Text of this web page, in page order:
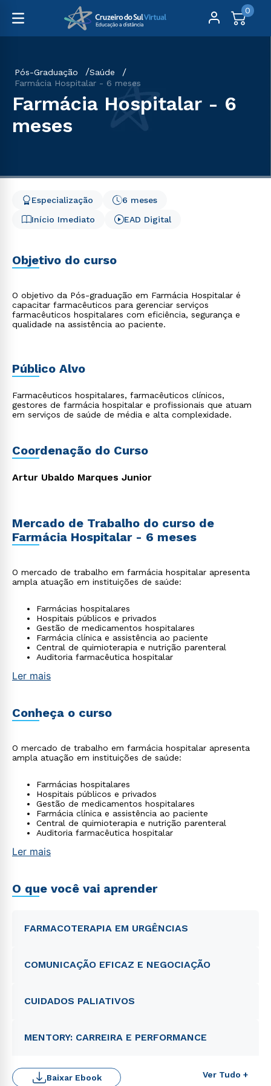
0
Pós-Graduação
Saúde
Farmácia Hospitalar - 6 meses
Farmácia Hospitalar - 6
meses
Início Imediato
6 meses
Especialização
EAD Digital
Objetivo do curso
O objetivo da Pós-graduação em Farmácia Hospitalar é
capacitar farmacêuticos para gerenciar serviços
farmacêuticos hospitalares com eficiência, segurança e
qualidade na assistência ao paciente.
Público Alvo
Farmacêuticos hospitalares, farmacêuticos clínicos,
gestores de farmácia hospitalar e profissionais que atuam
em serviços de saúde de média e alta complexidade.
Coordenação do Curso
Artur Ubaldo Marques Junior
Mercado de Trabalho do curso de
Farmácia Hospitalar - 6 meses
O mercado de trabalho em farmácia hospitalar apresenta
ampla atuação em instituições de saúde:
Farmácias hospitalares
Hospitais públicos e privados
Gestão de medicamentos hospitalares
Farmácia clínica e assistência ao paciente
Central de quimioterapia e nutrição parenteral
Auditoria farmacêutica hospitalar
Ler mais
Conheça o curso
O mercado de trabalho em farmácia hospitalar apresenta
ampla atuação em instituições de saúde:
Farmácias hospitalares
Hospitais públicos e privados
Gestão de medicamentos hospitalares
Farmácia clínica e assistência ao paciente
Central de quimioterapia e nutrição parenteral
Auditoria farmacêutica hospitalar
Ler mais
O que você vai aprender
FARMACOTERAPIA EM URGÊNCIAS
COMUNICAÇÃO EFICAZ E NEGOCIAÇÃO
CUIDADOS PALIATIVOS
MENTORY: CARREIRA E PERFORMANCE
Ver Tudo +
Baixar Ebook